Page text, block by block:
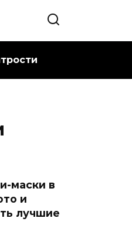
маски в
и
лучшие